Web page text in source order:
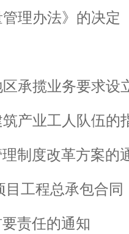
理办法》的决定
承揽业务要求设
产业工人队伍的
制度改革方案的
工程总承包合同
责任的通知